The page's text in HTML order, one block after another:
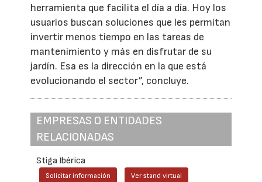
herramienta que facilita el día a día. Hoy los
usuarios buscan soluciones que les permitan
invertir menos tiempo en las tareas de
mantenimiento y más en disfrutar de su
jardín. Esa es la dirección en la que está
evolucionando el sector”, concluye.
EMPRESAS O ENTIDADES
RELACIONADAS
Stiga Ibérica
Solicitar información Ver stand virtual